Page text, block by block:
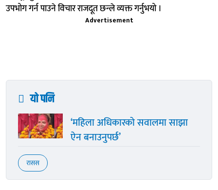
उपभोग गर्न पाउने विचार राजदूत छन्ले व्यक्त गर्नुभयो ।
Advertisement
यो पनि
‘महिला अधिकारको सवालमा साझा
ऐन बनाउनुपर्छ’
रासस